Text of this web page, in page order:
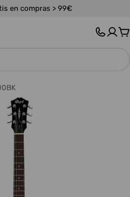
en compras > 99€